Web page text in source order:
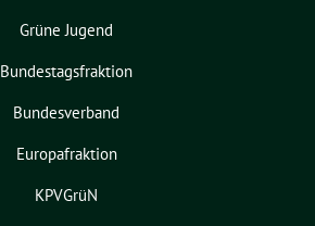
Grüne Jugend
Bundestagsfraktion
Bundesverband
Europafraktion
KPVGrüN